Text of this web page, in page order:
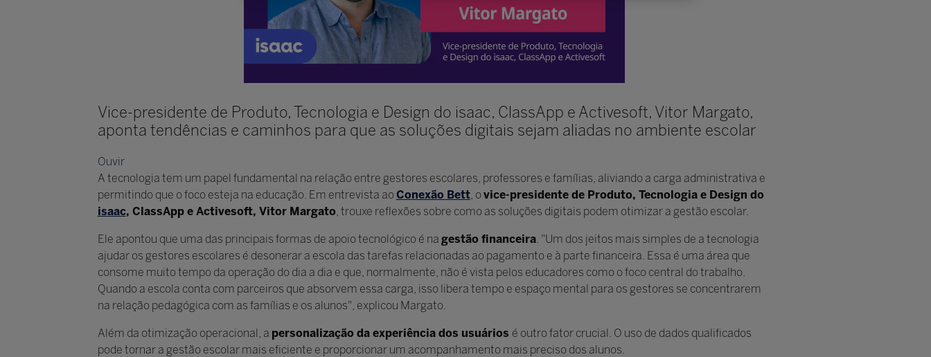
Vice-presidente de Produto, Tecnologia e Design do isaac, ClassApp e Activesoft, Vitor Margato,
aponta tendências e caminhos para que as soluções digitais sejam aliadas no ambiente escolar
Ouvir
A tecnologia tem um papel fundamental na relação entre gestores escolares, professores e famílias, aliviando a carga administrativa e
permitindo que o foco esteja na educação. Em entrevista aoConexão Bett, ovice-presidente de Produto, Tecnologia e Design do
isaac, ClassApp e Activesoft, Vitor Margato, trouxe reflexões sobre como as soluções digitais podem otimizar a gestão escolar.
Ele apontou que uma das principais formas de apoio tecnológico é na gestão financeira. "Um dos jeitos mais simples de a tecnologia
ajudar os gestores escolares é desonerar a escola das tarefas relacionadas ao pagamento e à parte financeira. Essa é uma área que
consome muito tempo da operação do dia a dia e que, normalmente, não é vista pelos educadores como o foco central do trabalho.
Quando a escola conta com parceiros que absorvem essa carga, isso libera tempo e espaço mental para os gestores se concentrarem
na relação pedagógica com as famílias e os alunos", explicou Margato.
Além da otimização operacional, a personalização da experiência dos usuários é outro fator crucial. O uso de dados qualificados
pode tornar a gestão escolar mais eficiente e proporcionar um acompanhamento mais preciso dos alunos.